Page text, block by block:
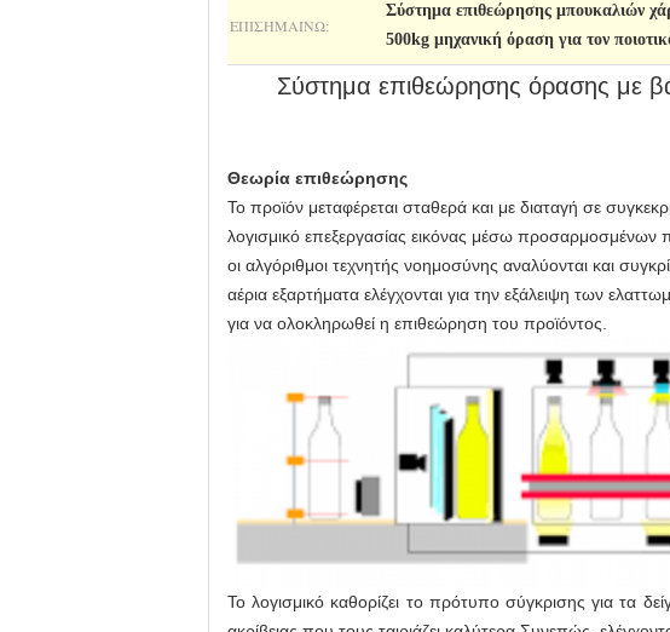
ΕΠΙΣΗΜΑΊΝΩ:
Σύστημα επιθεώρησης μπουκαλιών
500kg μηχανική όραση για τον
Σύστημα επιθεώρησης όρασης με
Θεωρία επιθεώρησης
Το προϊόν μεταφέρεται σταθερά και με διαταγή σε
λογισμικό επεξεργασίας εικόνας μέσω
οι αλγόριθμοι τεχνητής νοημοσύνης αναλύονται και
αέρια εξαρτήματα ελέγχονται για την εξάλειψη των
για να ολοκληρωθεί η επιθεώρηση του προϊόντος.
Το λογισμικό καθορίζει το πρότυπο σύγκρισης για τα